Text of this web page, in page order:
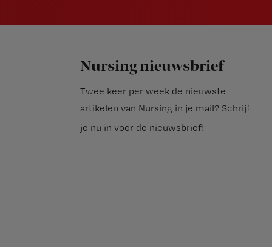
Nursing nieuwsbrief
Twee keer per week de nieuwste
artikelen van Nursing in je mail? Schrijf
je nu in voor de nieuwsbrief!